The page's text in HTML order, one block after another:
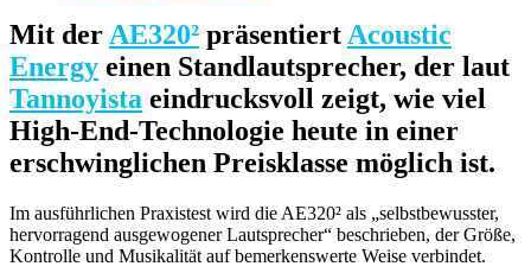
Mit derAE320² präsentiertAcoustic
Energy einen Standlautsprecher, der laut
Tannoyista eindrucksvoll zeigt, wie viel
High-End-Technologie heute in einer
erschwinglichen Preisklasse möglich ist.
Im ausführlichen Praxistest wird die AE320² als „selbstbewusster,
hervorragend ausgewogener Lautsprecher“ beschrieben, der Größe,
Kontrolle und Musikalität auf bemerkenswerte Weise verbindet.